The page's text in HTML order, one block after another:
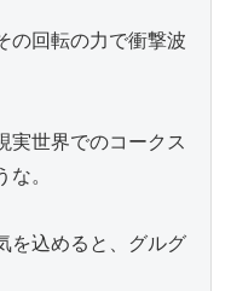
の回転の力で衝撃波
実世界でのコークス
。
を込めると、グルグ